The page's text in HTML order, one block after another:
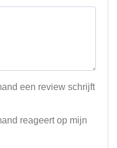
een review schrijft
reageert op mijn